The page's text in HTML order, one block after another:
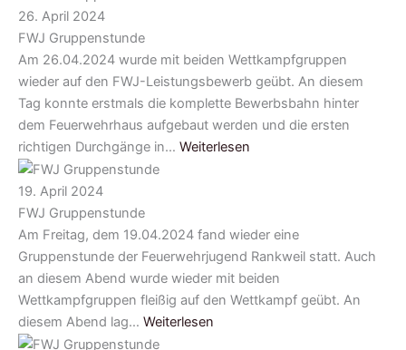
26. April 2024
FWJ Gruppenstunde
Am 26.04.2024 wurde mit beiden Wettkampfgruppen
wieder auf den FWJ-Leistungsbewerb geübt. An diesem
Tag konnte erstmals die komplette Bewerbsbahn hinter
dem Feuerwehrhaus aufgebaut werden und die ersten
richtigen Durchgänge in… Weiterlesen
19. April 2024
FWJ Gruppenstunde
Am Freitag, dem 19.04.2024 fand wieder eine
Gruppenstunde der Feuerwehrjugend Rankweil statt. Auch
an diesem Abend wurde wieder mit beiden
Wettkampfgruppen fleißig auf den Wettkampf geübt. An
diesem Abend lag… Weiterlesen